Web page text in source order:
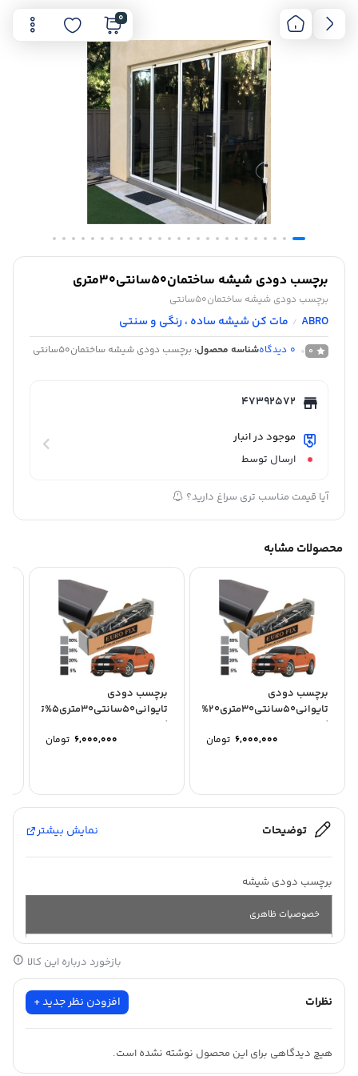
0
برچسب دودی شیشه ساختمان50سانتی30متری
برچسب دودی شیشه ساختمان50سانتی
ABRO
/ مات کن شیشه ساده ، رنگی و سنتی
0
0 دیدگاهشناسه محصول: برچسب دودی شیشه ساختمان50سانتی
47392572
موجود در انبار
ارسال توسط
آیا قیمت مناسب تری سراغ دارید؟
محصولات مشابه
برچسب دودی
تایوانی50سانتی30متری20%تیره
کد:BK-20
6,000,000 تومان
برچسب دودی
تایوانی50سانتی30متری5%تیره
کد:BK-05
6,000,000 تومان
توضیحات نمایش بیشتر
برچسب دودی شیشه
خصوصیات ظاهری
یو وی
ضد
خش
طول :
30
بازخورد درباره این کالا
نظرات افزودن نظر جدید +
هیچ دیدگاهی برای این محصول نوشته نشده است.